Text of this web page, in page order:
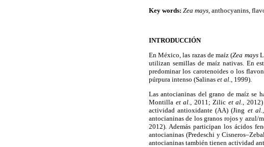
Key words: Zea mays, anthocyanins,
INTRODUCCIÓN
En México, las razas de maíz (Zea mays
utilizan semillas de maíz nativas. En
predominar los carotenoides o los
púrpura intenso (Salinas et al., 1999).
Las antocianinas del grano de maíz se
Montilla et al., 2011; Zilic et al.,
actividad antioxidante (AA) (Jing et al.,
antocianinas de los granos rojos y azul/
2012). Además participan los ácidos
antocianinas (Predeschi y
antocianinas también tienen actividad